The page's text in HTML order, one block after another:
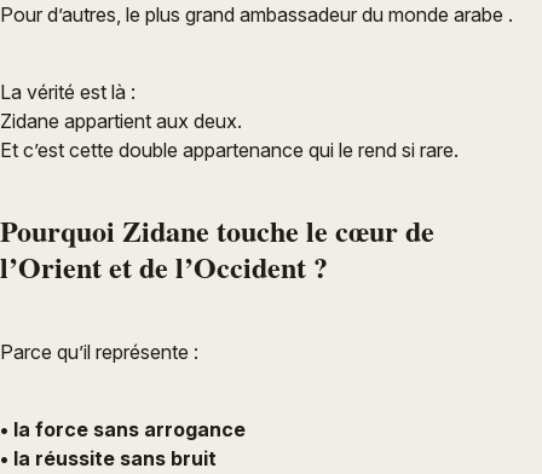
Pour d’autres, le plus grand ambassadeur du monde arabe .
La vérité est là :
Zidane appartient aux deux.
Et c’est cette double appartenance qui le rend si rare.
Pourquoi Zidane touche le cœur de
l’Orient et de l’Occident ?
Parce qu’il représente :
• la force sans arrogance
• la réussite sans bruit